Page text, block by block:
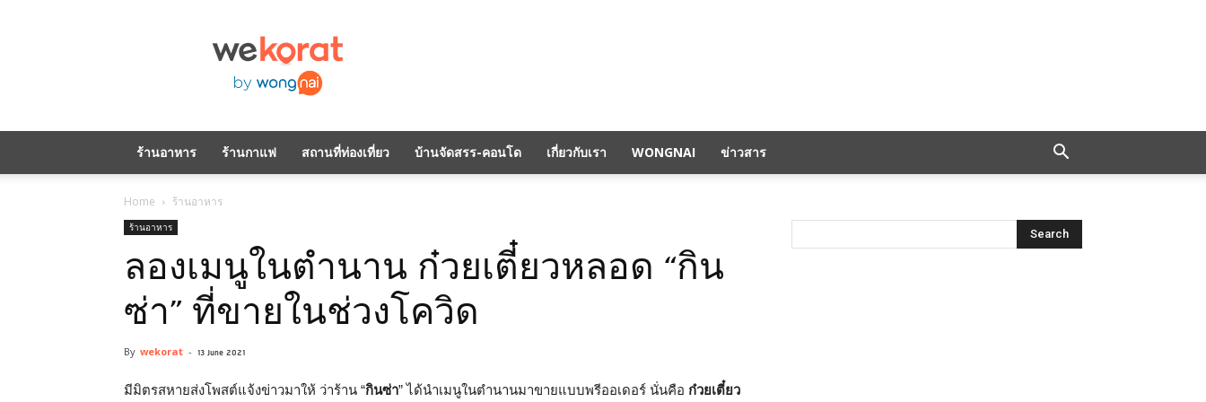
ร้านอาหาร ร้านกาแฟ สถานที่ท่องเที่ยว บ้านจัดสรร-คอนโด เกี่ยวกับเรา WONGNAI ข่าวสาร
Home ร้านอาหาร
ร้านอาหาร
ลองเมนูในตำนาน ก๋วยเตี๋ยวหลอด “กิน
ซ่า” ที่ขายในช่วงโควิด
By wekorat - 13 June 2021
มีมิตรสหายส่งโพสต์แจ้งข่าวมาให้ ว่าร้าน “กินซ่า” ได้นำเมนูในตำนานมาขายแบบพรีออเดอร์ นั่นคือ ก๋วยเตี๋ยว